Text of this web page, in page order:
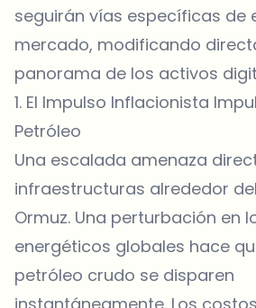
seguirán vías específicas de
mercado, modificando
panorama de los activos
1. El Impulso Inflacionista
Petróleo
Una escalada amenaza
infraestructuras alrededor
Ormuz. Una perturbación en
energéticos globales hace
petróleo crudo se disparen